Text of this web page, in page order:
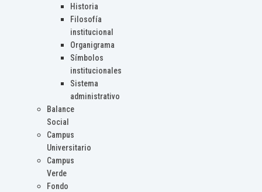
Historia
Filosofía
institucional
Organigrama
Símbolos
institucionales
Sistema
administrativo
Balance
Social
Campus
Universitario
Campus
Verde
Fondo